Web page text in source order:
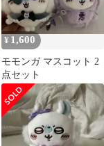
¥ 1,600
モモンガ マスコット 2
点セット